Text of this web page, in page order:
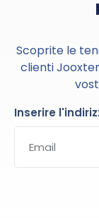
Scoprite le
clienti
Inserire